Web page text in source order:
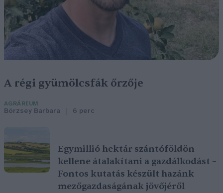
A régi gyümölcsfák őrzője
AGRÁRIUM
Börzsey Barbara 6 perc
Egymillió hektár szántóföldön
kellene átalakítani a gazdálkodást –
Fontos kutatás készült hazánk
mezőgazdaságának jövőjéről